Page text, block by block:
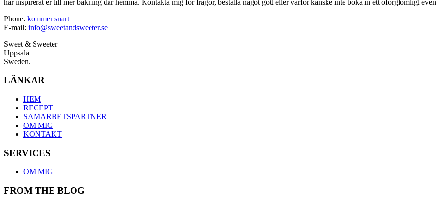
har inspirerat er till mer bakning där hemma. Kontakta mig för frågor, beställa något gott eller varför kanske inte boka in ett oförglömligt
Phone: kommer snart
E-mail: info@sweetandsweeter.se
Sweet & Sweeter
Uppsala
Sweden.
LÄNKAR
HEM
RECEPT
SAMARBETSPARTNER
OM MIG
KONTAKT
SERVICES
OM MIG
FROM THE BLOG